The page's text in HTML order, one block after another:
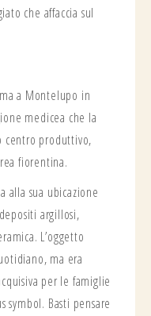
che affaccia sul
a Montelupo in
medicea che la
centro produttivo,
fiorentina.
alla sua ubicazione
argillosi,
L’oggetto
ma era
per le famiglie
symbol. Basti pensare